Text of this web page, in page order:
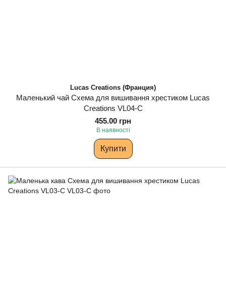
Lucas Creations (Франция)
Маленький чай Схема для вишивання хрестиком Lucas
Creations VL04-C
455.00 грн
В наявності
Купити